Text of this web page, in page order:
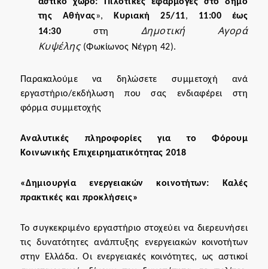
της Αθήνας», Κυριακή 25/11, 11:00 έως
14:30 στη Δημοτική Αγορά
Κυψέλης (Φωκίωνος Νέγρη 42).
Παρακαλούμε να δηλώσετε συμμετοχή ανά
εργαστήριο/εκδήλωση που σας ενδιαφέρει στη
φόρμα συμμετοχής
Αναλυτικές πληροφορίες για το
Φόρουμ
Κοινωνικής Επιχειρηματικότητας 2018
«Δημιουργία ενεργειακών κοινοτήτων: Καλές
πρακτικές και προκλήσεις»
Το συγκεκριμένο εργαστήριο στοχεύει να διερευνήσει
τις δυνατότητες ανάπτυξης ενεργειακών κοινοτήτων
στην Ελλάδα. Οι ενεργειακές κοινότητες, ως αστικοί